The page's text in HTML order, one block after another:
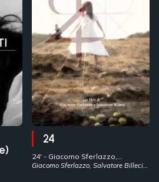
24
24' - Giacomo Sferlazzo,
Salvatore Billeci
- Italia
Giacomo Sferlazzo, Salvatore Billeci,